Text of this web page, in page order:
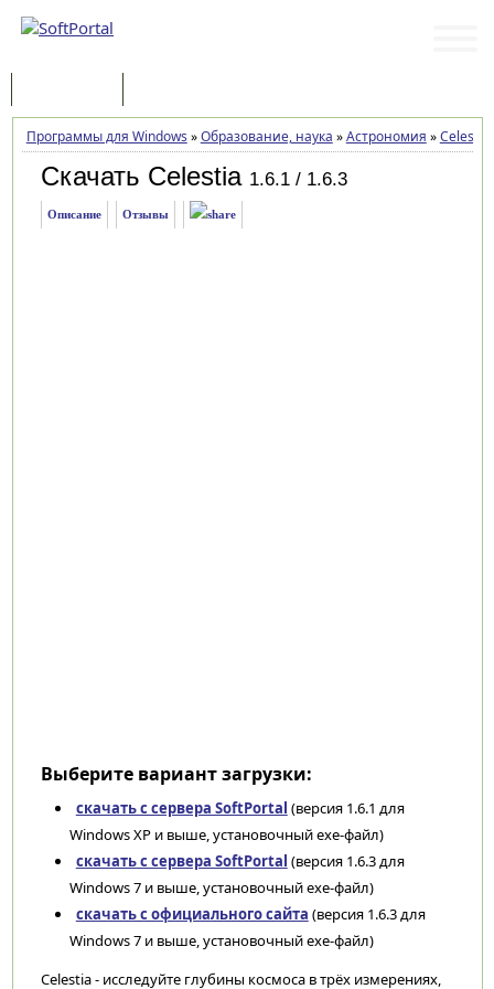
Программы для Windows »Образование, наука »Астрономия »Celestia
Скачать Celestia 1.6.1 / 1.6.3
Описание Отзывы
Выберите вариант загрузки:
скачать с сервера SoftPortal (версия 1.6.1 для
Windows XP и выше, установочный exe-файл)
скачать с сервера SoftPortal (версия 1.6.3 для
Windows 7 и выше, установочный exe-файл)
скачать с официального сайта (версия 1.6.3 для
Windows 7 и выше, установочный exe-файл)
Celestia - исследуйте глубины космоса в трёх измерениях,